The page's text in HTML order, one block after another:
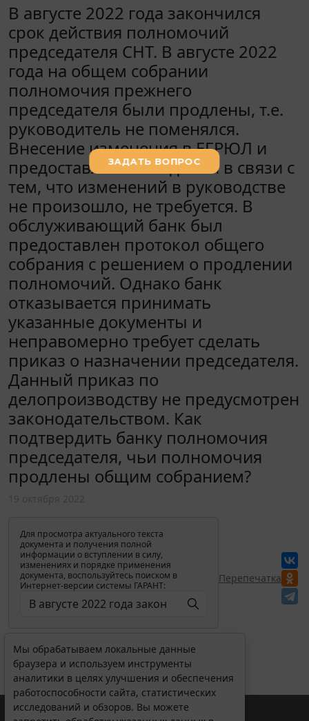
В августе 2022 года закончился
срок действия полномочий
председателя СНТ. В августе 2022
года на общем собрании
полномочия прежнего
председателя были продлены, т.е.
руководитель не поменялся.
Внесение изменения в ЕГРЮЛ и
предоставление сведений в связи с
тем, что изменений в руководстве
не произошло, не требуется. В
обслуживающий банк был
предоставлен протокол общего
собрания с решением о продлении
полномочий. Однако банк
отказывается принимать
указанные документы и
неправомерно требует сделать
приказ о назначении председателя.
Данный приказ по
делопроизводству не предусмотрен
законодательством. Как
подтвердить банку полномочия
председателя, чьи полномочия
продлены общим собранием?
Для просмотра актуального текста
документа и получения полной
информации о вступлении в силу,
изменениях и порядке применения
документа, воспользуйтесь поиском в
Интернет-версии системы ГАРАНТ:
Перепечатка
Мы обрабатываем локальные данные
браузера и используем инструменты
аналитики в целях улучшения и обеспечения
работоспособности сайта, статистических
исследований и обзоров. Вы можете